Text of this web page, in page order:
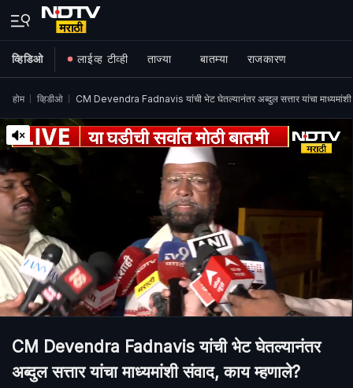
व्हिडिओ लाईव्ह टीव्ही ताज्या बातम्या राजकारण
होम व्हिडीओ CM Devendra Fadnavis यांची भेट घेतल्यानंतर अब्दुल सत्तार यांचा माध्यमांशी
CM Devendra Fadnavis यांची भेट घेतल्यानंतर
अब्दुल सत्तार यांचा माध्यमांशी संवाद, काय म्हणाले?